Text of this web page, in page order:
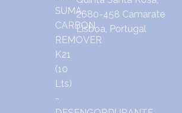
2680-458 Camarate
Lisboa, Portugal